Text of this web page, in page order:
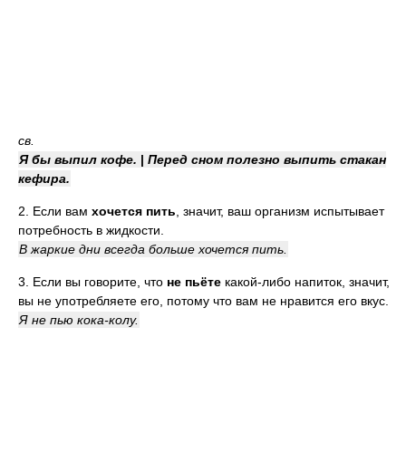
св.
Я бы выпил кофе. | Перед сном полезно выпить стакан
кефира.
2. Если вам хочется пить , значит, ваш организм испытывает
потребность в жидкости.
В жаркие дни всегда больше хочется пить.
3. Если вы говорите, что не пьёте какой-либо напиток, значит,
вы не употребляете его, потому что вам не нравится его вкус.
Я не пью кока-колу.